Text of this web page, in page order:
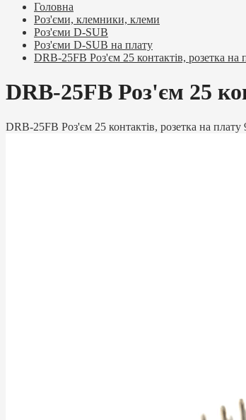
Головна
Роз'єми, клемники, клеми
Роз'єми D-SUB
Роз'єми D-SUB на плату
DRB-25FB Роз'єм 25 контактів, розетка на
DRB-25FB Роз'єм 25
DRB-25FB Роз'єм 25 контактів, розетка на